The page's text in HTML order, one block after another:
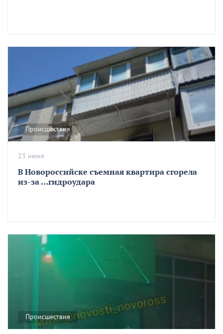
Происшествия
В Новороссийске съемная квартира сгорела
из-за …гидроудара
23 июня
Происшествия